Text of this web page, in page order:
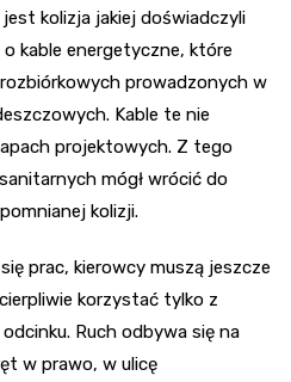
kolizja jakiej doświadczyli
kable energetyczne, które
prowadzonych w
Kable te nie
projektowych. Z tego
mógł wrócić do
kolizji.
prac, kierowcy muszą jeszcze
korzystać tylko z
Ruch odbywa się na
w prawo, w ulicę